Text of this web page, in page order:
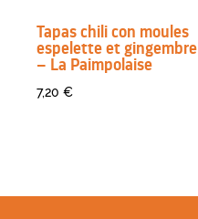
Tapas chili con moules
espelette et gingembre
– La Paimpolaise
7,20€